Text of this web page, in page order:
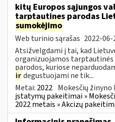
kitų Europos sąjungos
tarptautines parodas
sumokėjimo
Web turinio sąrašas 2022-06-
Atsižvelgdami į tai, kad
organizuojamos
parodos, kuriose
irdegustuojami ne tik...
Metai: 2022 Mokesčių
įstatymų pakeitimai »
2022 metais » Akcizų